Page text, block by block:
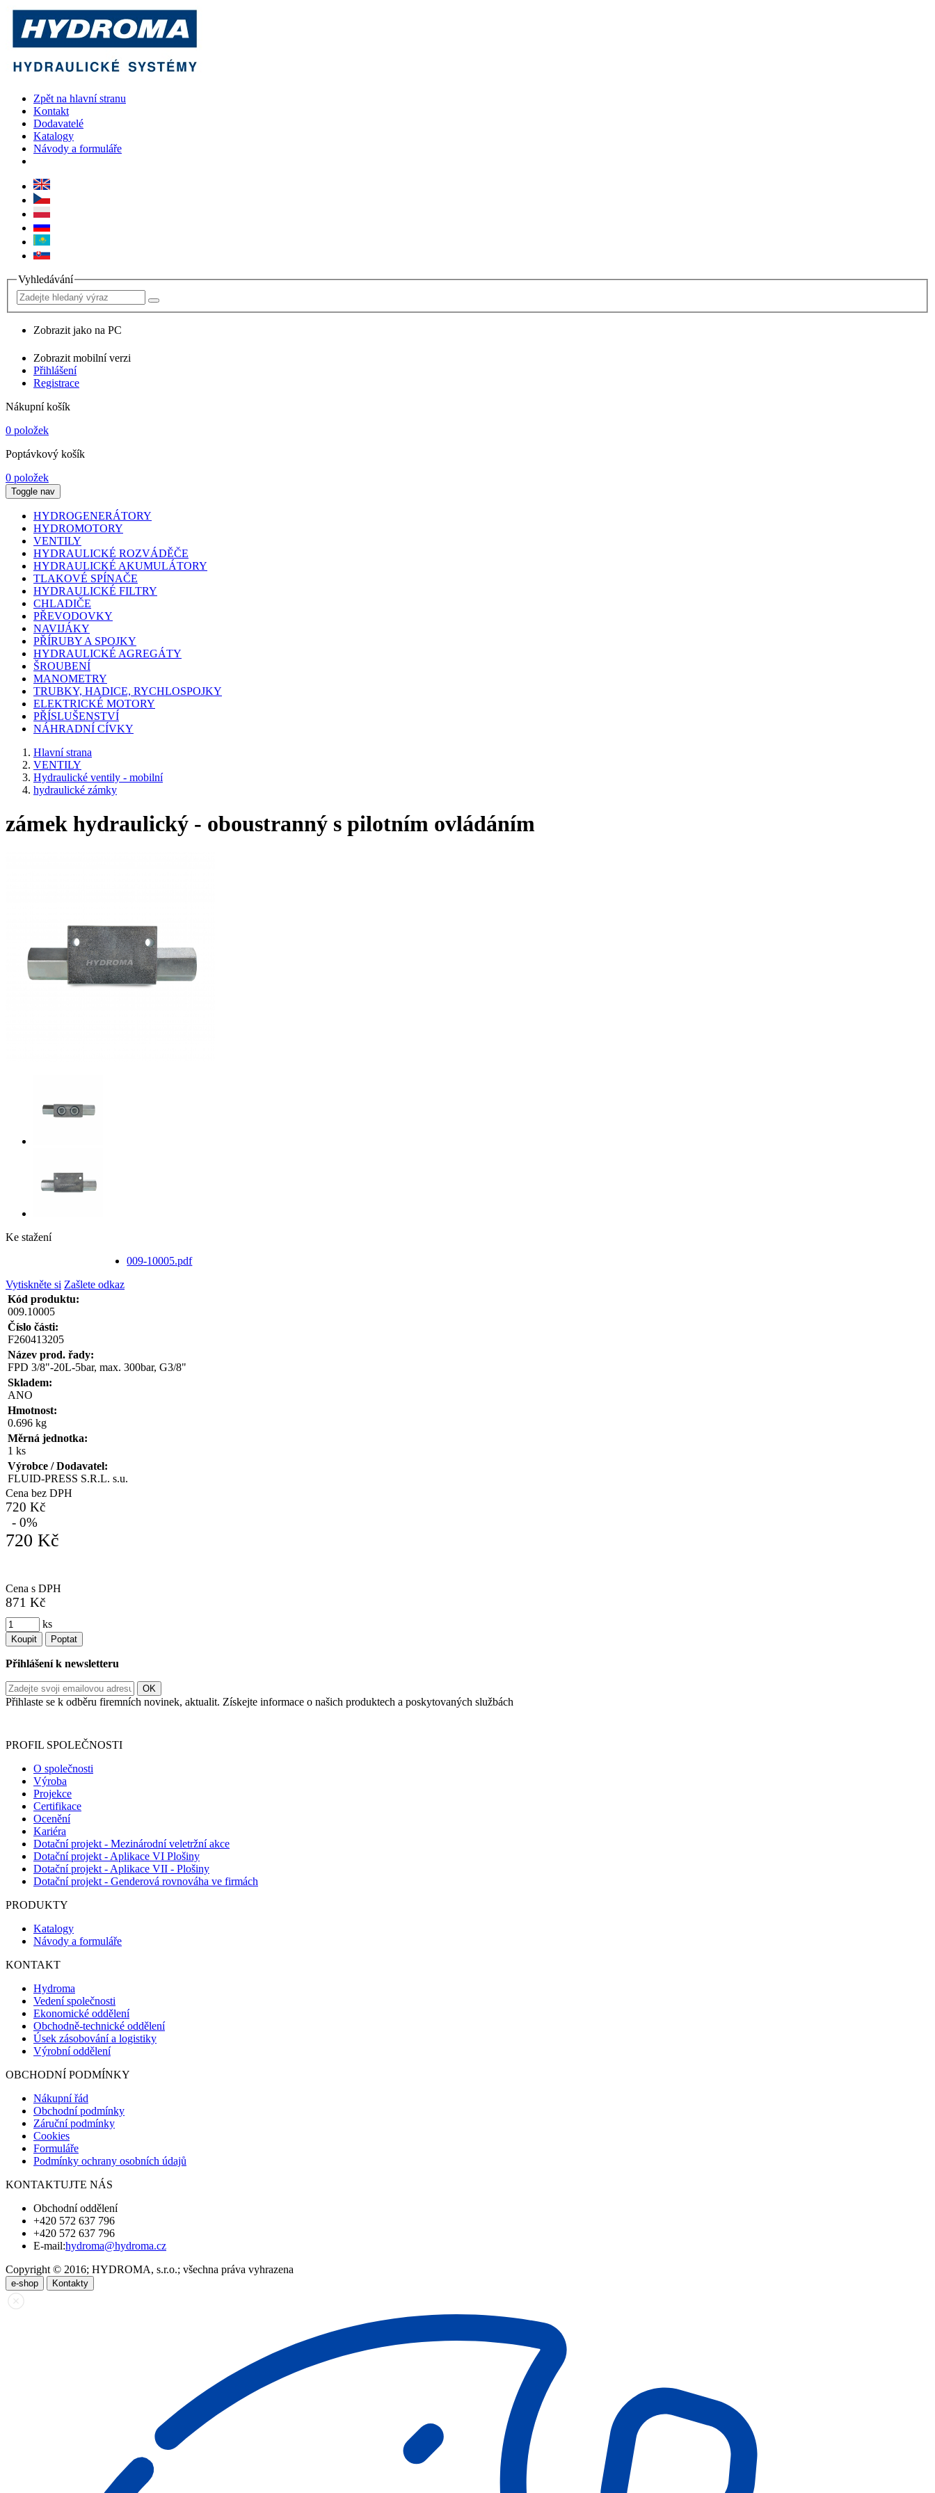
Zpět na hlavní stranu
Kontakt
Dodavatelé
Katalogy
Návody a formuláře
Vyhledávání
Zobrazit jako na PC
Zobrazit mobilní verzi
Přihlášení
Registrace
Nákupní košík
0 položek
Poptávkový košík
0 položek
Toggle nav
HYDROGENERÁTORY
HYDROMOTORY
VENTILY
HYDRAULICKÉ ROZVÁDĚČE
HYDRAULICKÉ AKUMULÁTORY
TLAKOVÉ SPÍNAČE
HYDRAULICKÉ FILTRY
CHLADIČE
PŘEVODOVKY
NAVIJÁKY
PŘÍRUBY A SPOJKY
HYDRAULICKÉ AGREGÁTY
ŠROUBENÍ
MANOMETRY
TRUBKY, HADICE, RYCHLOSPOJKY
ELEKTRICKÉ MOTORY
PŘÍSLUŠENSTVÍ
NÁHRADNÍ CÍVKY
Hlavní strana
VENTILY
Hydraulické ventily - mobilní
hydraulické zámky
zámek hydraulický - oboustranný s pilotním ovládáním
Ke stažení
009-10005.pdf
Vytiskněte si Zašlete odkaz
Kód produktu:
009.10005
Číslo části:
F260413205
Název prod. řady:
FPD 3/8"-20L-5bar, max. 300bar, G3/8"
Skladem:
ANO
Hmotnost:
0.696 kg
Měrná jednotka:
1 ks
Výrobce / Dodavatel:
FLUID-PRESS S.R.L. s.u.
Cena bez DPH
720 Kč
- 0%
720 Kč
Cena s DPH
871 Kč
ks
Koupit Poptat
Přihlášení k newsletteru
Přihlaste se k odběru firemních novinek, aktualit. Získejte informace o našich produktech a poskytovaných službách
PROFIL SPOLEČNOSTI
O společnosti
Výroba
Projekce
Certifikace
Ocenění
Kariéra
Dotační projekt - Mezinárodní veletržní akce
Dotační projekt - Aplikace VI Plošiny
Dotační projekt - Aplikace VII - Plošiny
Dotační projekt - Genderová rovnováha ve firmách
PRODUKTY
Katalogy
Návody a formuláře
KONTAKT
Hydroma
Vedení společnosti
Ekonomické oddělení
Obchodně-technické oddělení
Úsek zásobování a logistiky
Výrobní oddělení
OBCHODNÍ PODMÍNKY
Nákupní řád
Obchodní podmínky
Záruční podmínky
Cookies
Formuláře
Podmínky ochrany osobních údajů
KONTAKTUJTE NÁS
Obchodní oddělení
+420 572 637 796
+420 572 637 796
E-mail:hydroma@hydroma.cz
Copyright © 2016; HYDROMA, s.r.o.; všechna práva vyhrazena
e-shop Kontakty